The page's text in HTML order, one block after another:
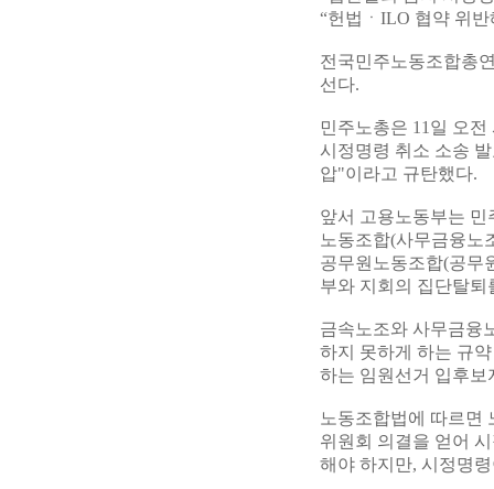
“헌법ㆍILO 협약 위
전국민주노동조합총
선다.
민주노총은 11일 오
시정명령 취소 소송
압"이라고 규탄했다.
앞서 고용노동부는
노동조합(사무금융노
공무원노동조합(공무
부와 지회의 집단탈
금속노조와 사무금융
하지 못하게 하는 규
하는 임원선거 입후
노동조합법에 따르면
위원회 의결을 얻어
해야 하지만, 시정명